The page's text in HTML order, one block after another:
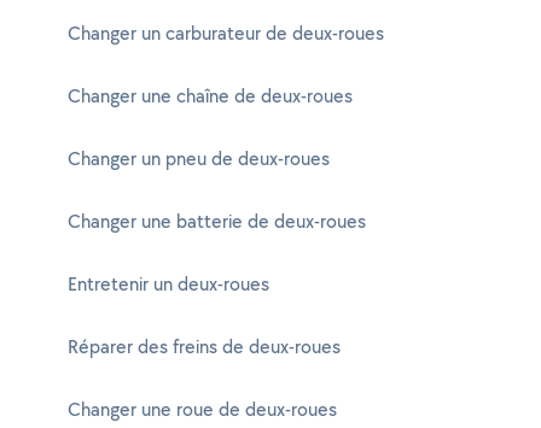
Changer un carburateur de deux-roues
Changer une chaîne de deux-roues
Changer un pneu de deux-roues
Changer une batterie de deux-roues
Entretenir un deux-roues
Réparer des freins de deux-roues
Changer une roue de deux-roues